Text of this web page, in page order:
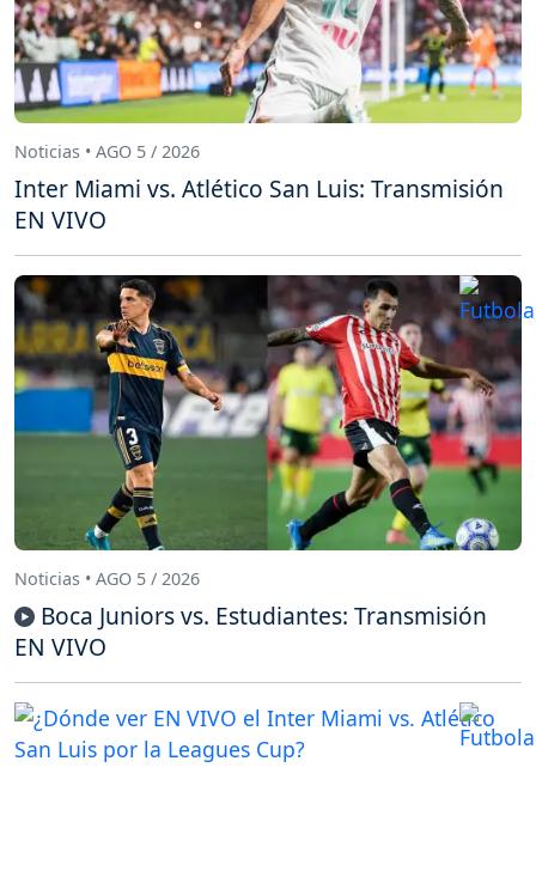
Noticias • AGO 5 / 2026
Inter Miami vs. Atlético San Luis: Transmisión
EN VIVO
Noticias • AGO 5 / 2026
Boca Juniors vs. Estudiantes: Transmisión
EN VIVO